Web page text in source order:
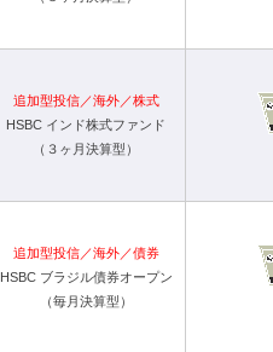
追加型投信／海外／株式
HSBC インド株式ファンド
（３ヶ月決算型）
追加型投信／海外／債券
HSBC ブラジル債券オープン
（毎月決算型）